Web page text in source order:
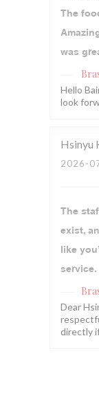
The
was
Hello
look
Hsinyu
2026-
The
exist,
like
Dear
directly